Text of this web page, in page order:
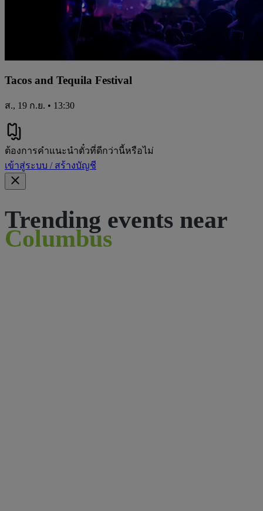
Tacos and Tequila Festival
ส., 19 ก.ย. • 13:30
ต้องการคําแนะนําตั๋วที่ดีกว่านี้หรือไม่
เข้าสู่ระบบ / สร้างบัญชี
Trending events near
Columbus